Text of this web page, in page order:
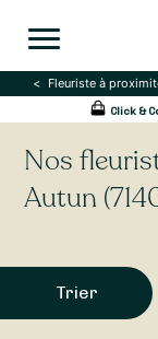
Fleuriste à
Click &
Nos
Autun
Trier